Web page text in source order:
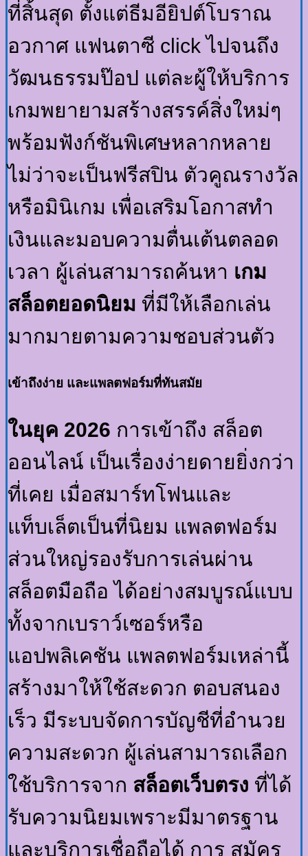
ที่สิ้นสุด ตั้งแต่ธีมอียิปต์โบราณ
อวกาศ แฟนตาซี click ไปจนถึง
วัฒนธรรมป๊อป แต่ละผู้ให้บริการ
เกมพยายามสร้างสรรค์สิ่งใหม่ๆ
พร้อมฟังก์ชันพิเศษหลากหลาย
ไม่ว่าจะเป็นฟรีสปิน ตัวคูณรางวัล
หรือมินิเกม เพื่อเสริมโอกาสทำ
เงินและมอบความตื่นเต้นตลอด
เวลา ผู้เล่นสามารถค้นหา เกม
สล็อตยอดนิยม ที่มีให้เลือกเล่น
มากมายตามความชอบส่วนตัว
เข้าถึงง่าย และแพลตฟอร์มที่ทันสมัย
ในยุค 2026 การเข้าถึง สล็อต
ออนไลน์ เป็นเรื่องง่ายดายยิ่งกว่า
ที่เคย เมื่อสมาร์ทโฟนและ
แท็บเล็ตเป็นที่นิยม แพลตฟอร์ม
ส่วนใหญ่รองรับการเล่นผ่าน
สล็อตมือถือ ได้อย่างสมบูรณ์แบบ
ทั้งจากเบราว์เซอร์หรือ
แอปพลิเคชัน แพลตฟอร์มเหล่านี้
สร้างมาให้ใช้สะดวก ตอบสนอง
เร็ว มีระบบจัดการบัญชีที่อำนวย
ความสะดวก ผู้เล่นสามารถเลือก
ใช้บริการจาก สล็อตเว็บตรง ที่ได้
รับความนิยมเพราะมีมาตรฐาน
และบริการเชื่อถือได้ การ สมัคร